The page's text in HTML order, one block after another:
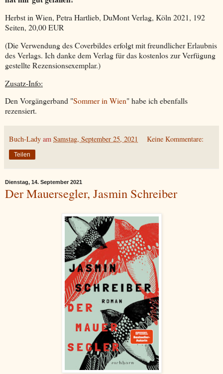
Herbst in Wien, Petra Hartlieb, DuMont Verlag, Köln 2021, 192
Seiten, 20,00 EUR
(Die Verwendung des Coverbildes erfolgt mit freundlicher Erlaubnis
des Verlags. Ich danke dem Verlag für das kostenlos zur Verfügung
gestellte Rezensionsexemplar.)
Zusatz-Info:
Den Vorgängerband "Sommer in Wien" habe ich ebenfalls
rezensiert.
Buch-Lady am Samstag, September 25, 2021 Keine Kommentare:
Teilen
Dienstag, 14. September 2021
Der Mauersegler, Jasmin Schreiber